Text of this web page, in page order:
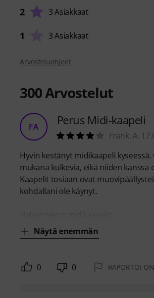
2 3 Asiakkaat
1 3 Asiakkaat
Arvosteluohjeet
300Arvostelut
FA Perus Midi-kaapeli
Frank. A.
Hyvin kestänyt midikaapeli
mukana kulkevia, eikä niiden
Kaapelit tosiaan ovat
kohdallani ole käynyt.
Näytä enemmän
0 0 RAPORTOI